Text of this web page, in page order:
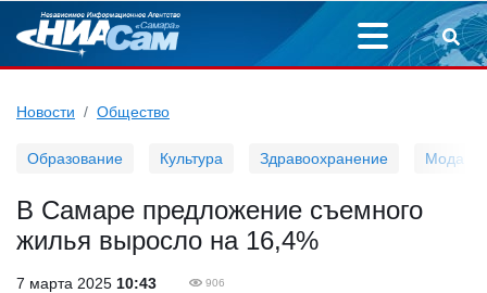
Новости Общество
Образование Культура Здравоохранение Мода
В Самаре предложение съемного
жилья выросло на 16,4%
7 марта 2025 10:43 906